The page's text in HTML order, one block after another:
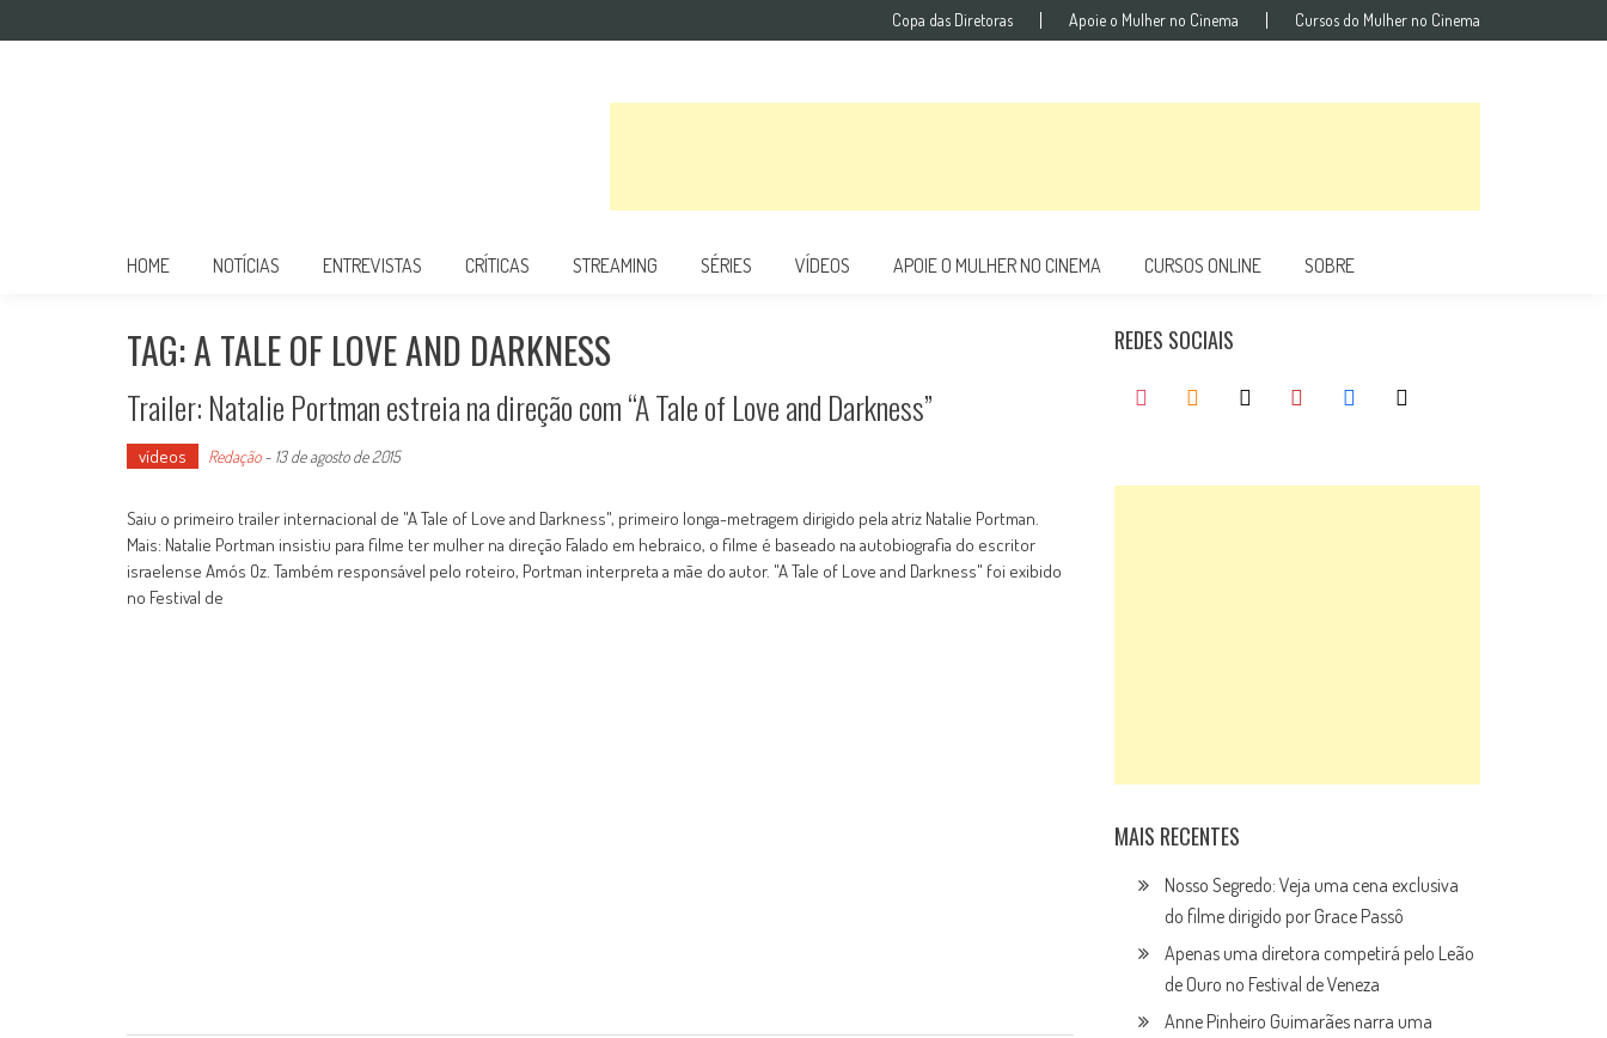
Copa das Diretoras Apoie o Mulher no Cinema Cursos do Mulher no Cinema
HOME NOTÍCIAS ENTREVISTAS CRÍTICAS STREAMING SÉRIES VÍDEOS APOIE O MULHER NO CINEMA CURSOS ONLINE SOBRE
TAG: A TALE OF LOVE AND DARKNESS
Trailer: Natalie Portman estreia na direção com “A Tale of Love and Darkness”
vídeos Redação- 13 de agosto de 2015
Saiu o primeiro trailer internacional de "A Tale of Love and Darkness", primeiro longa-metragem dirigido pela atriz Natalie Portman.
Mais: Natalie Portman insistiu para filme ter mulher na direção Falado em hebraico, o filme é baseado na autobiografia do escritor
israelense Amós Oz. Também responsável pelo roteiro, Portman interpreta a mãe do autor. "A Tale of Love and Darkness" foi exibido
no Festival de
REDES SOCIAIS
MAIS RECENTES
Nosso Segredo: Veja uma cena exclusiva
do filme dirigido por Grace Passô
Apenas uma diretora competirá pelo Leão
de Ouro no Festival de Veneza
Anne Pinheiro Guimarães narra uma